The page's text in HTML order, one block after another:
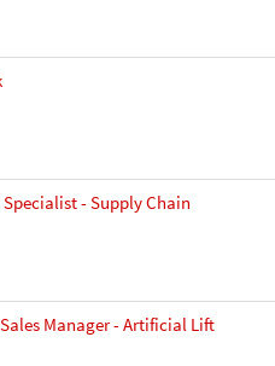
- Supply Chain
Manager - Artificial Lift